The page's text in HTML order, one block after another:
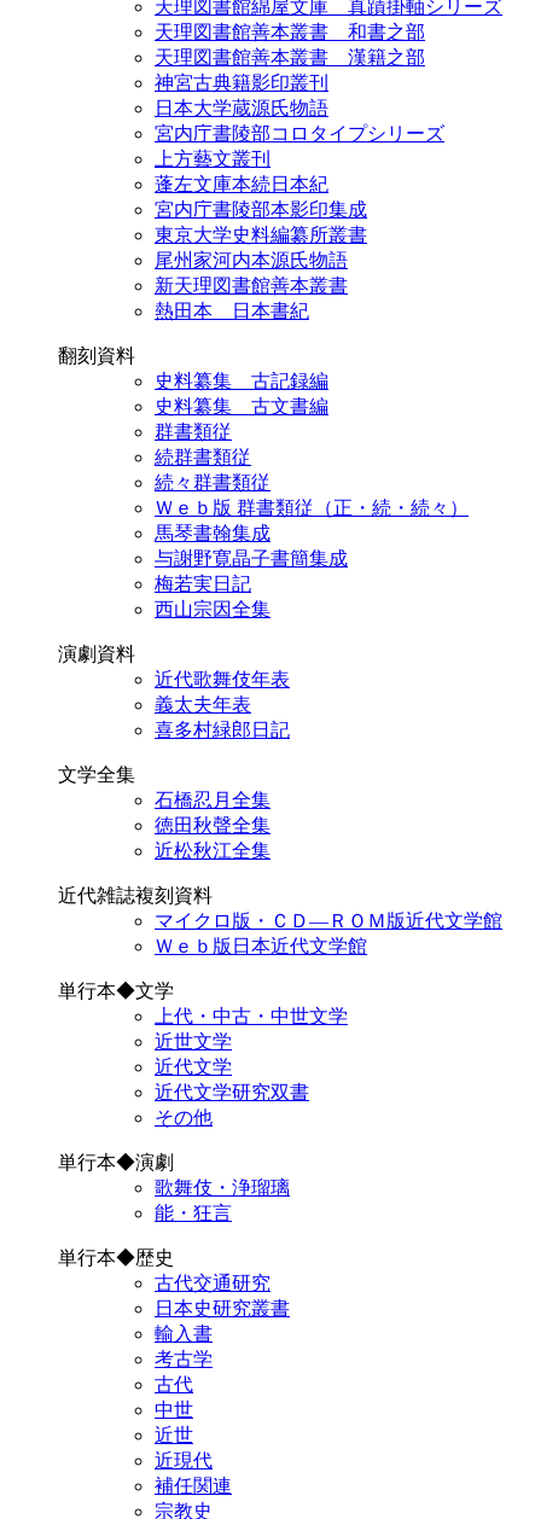
天理図書館綿屋文庫 真蹟掛軸シリーズ
天理図書館善本叢書 和書之部
天理図書館善本叢書 漢籍之部
神宮古典籍影印叢刊
日本大学蔵源氏物語
宮内庁書陵部コロタイプシリーズ
上方藝文叢刊
蓬左文庫本続日本紀
宮内庁書陵部本影印集成
東京大学史料編纂所叢書
尾州家河内本源氏物語
新天理図書館善本叢書
熱田本 日本書紀
翻刻資料
史料纂集 古記録編
史料纂集 古文書編
群書類従
続群書類従
続々群書類従
Ｗｅｂ版 群書類従（正・続・続々）
馬琴書翰集成
与謝野寛晶子書簡集成
梅若実日記
西山宗因全集
演劇資料
近代歌舞伎年表
義太夫年表
喜多村緑郎日記
文学全集
石橋忍月全集
徳田秋聲全集
近松秋江全集
近代雑誌複刻資料
マイクロ版・ＣＤ―ＲＯＭ版近代文学館
Ｗｅｂ版日本近代文学館
単行本◆文学
上代・中古・中世文学
近世文学
近代文学
近代文学研究双書
その他
単行本◆演劇
歌舞伎・浄瑠璃
能・狂言
単行本◆歴史
古代交通研究
日本史研究叢書
輸入書
考古学
古代
中世
近世
近現代
補任関連
宗教史